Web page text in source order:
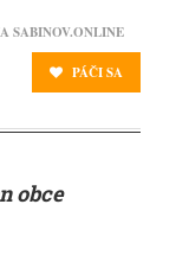
SABINOV.ONLINE
PÁČI SA
obce